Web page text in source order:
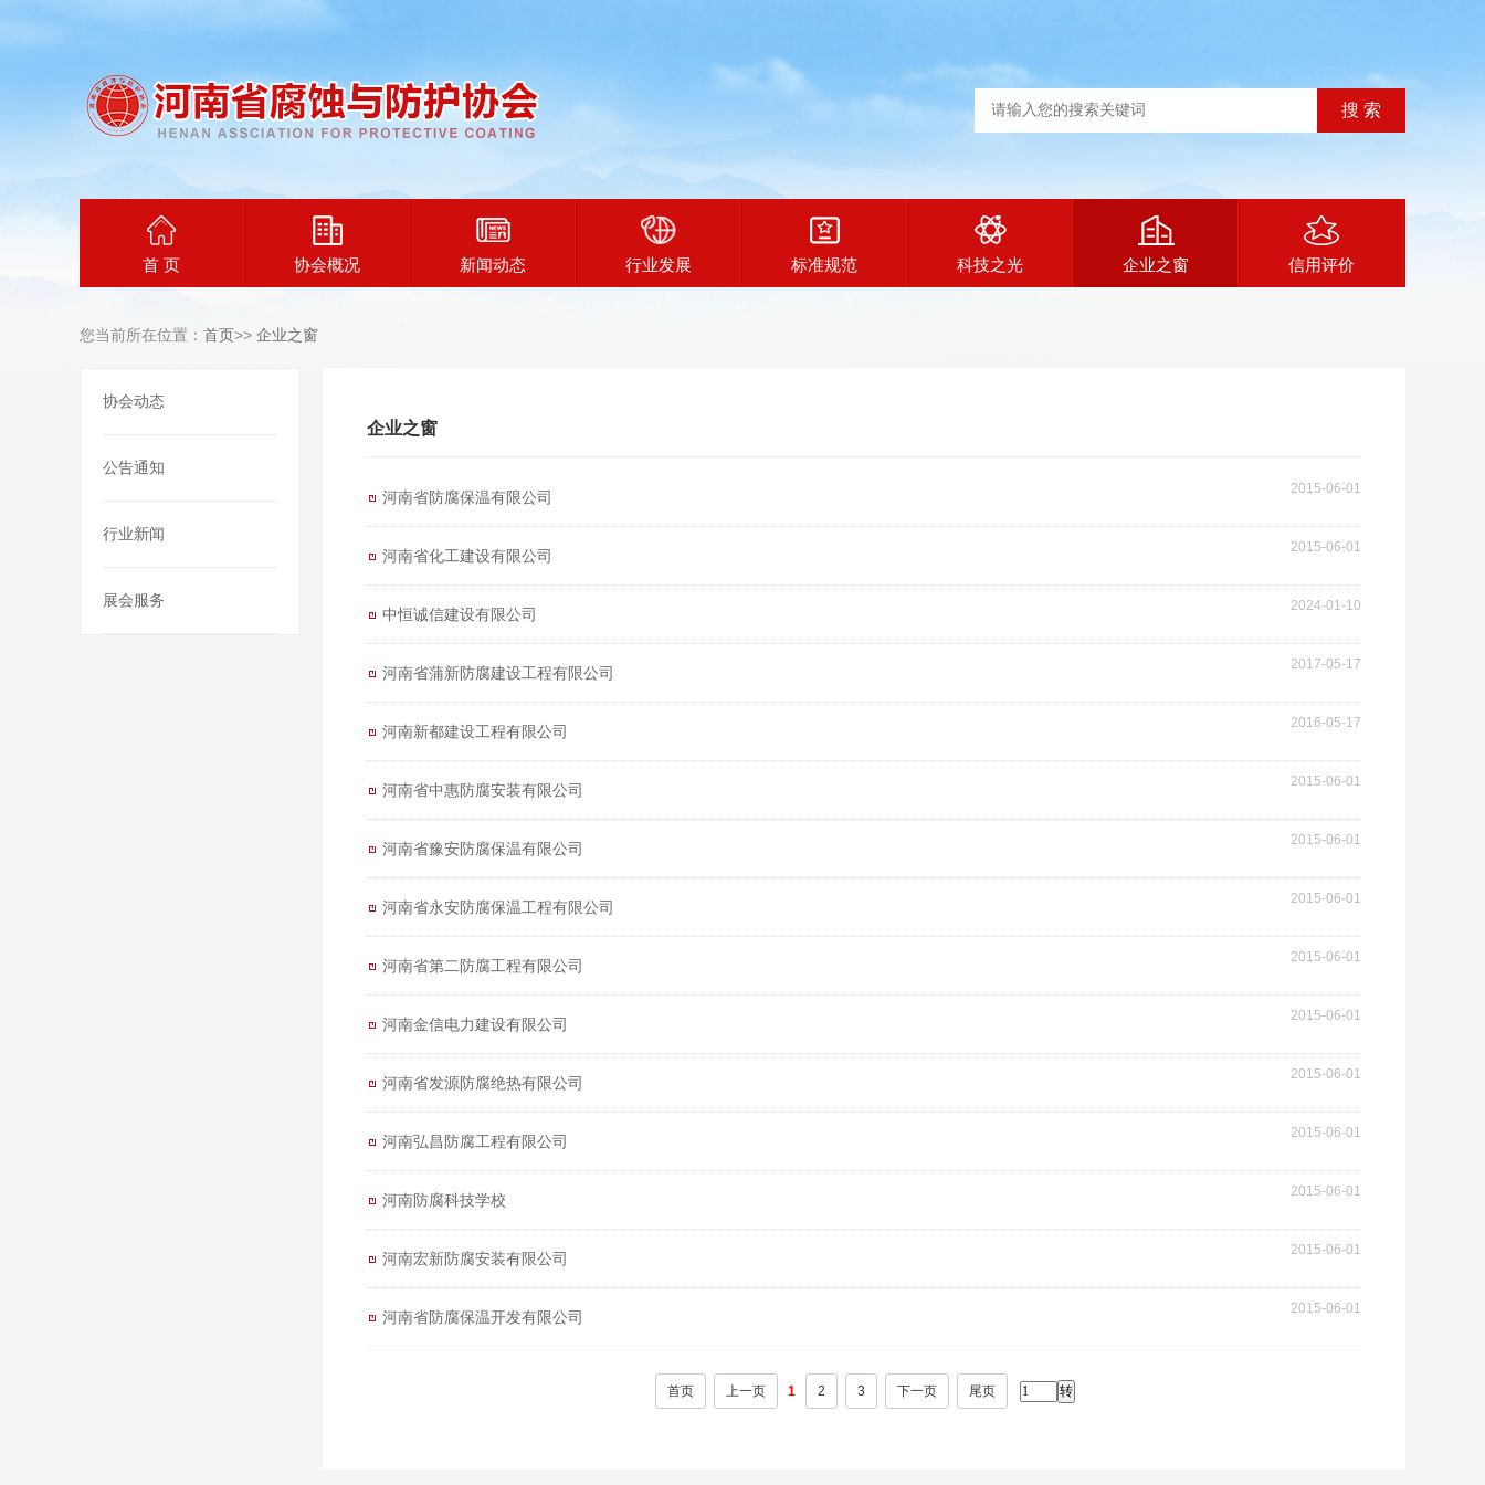
首 页 协会概况 新闻动态 行业发展 标准规范 科技之光 企业之窗 信用评价
您当前所在位置： 首页>> 企业之窗
协会动态
公告通知
行业新闻
展会服务
企业之窗
河南省防腐保温有限公司 2015-06-01
河南省化工建设有限公司 2015-06-01
中恒诚信建设有限公司 2024-01-10
河南省蒲新防腐建设工程有限公司 2017-05-17
河南新都建设工程有限公司 2016-05-17
河南省中惠防腐安装有限公司 2015-06-01
河南省豫安防腐保温有限公司 2015-06-01
河南省永安防腐保温工程有限公司 2015-06-01
河南省第二防腐工程有限公司 2015-06-01
河南金信电力建设有限公司 2015-06-01
河南省发源防腐绝热有限公司 2015-06-01
河南弘昌防腐工程有限公司 2015-06-01
河南防腐科技学校 2015-06-01
河南宏新防腐安装有限公司 2015-06-01
河南省防腐保温开发有限公司 2015-06-01
首页 上一页 1 2 3 下一页 尾页